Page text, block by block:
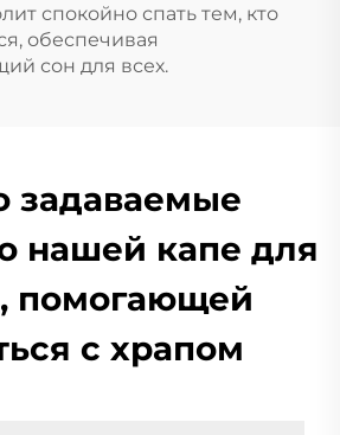
спокойно спать тем, кто
обеспечивая
сон для всех.
задаваемые
нашей капе для
помогающей
с храпом